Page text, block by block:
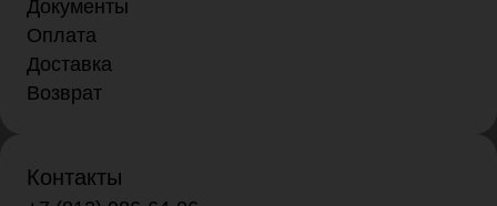
Документы
Оплата
Доставка
Возврат
Контакты